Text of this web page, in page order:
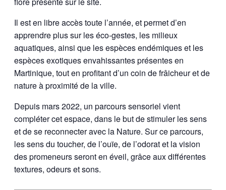
Il est en libre accès toute l’année, et permet d’en
apprendre plus sur les éco-gestes, les milieux
aquatiques, ainsi que les espèces endémiques et les
espèces exotiques envahissantes présentes en
Martinique, tout en profitant d’un coin de frâicheur et de
nature à proximité de la ville.
Depuis mars 2022, un parcours sensoriel vient
compléter cet espace, dans le but de stimuler les sens
et de se reconnecter avec la Nature. Sur ce parcours,
les sens du toucher, de l’ouïe, de l’odorat et la vision
des promeneurs seront en éveil, grâce aux différentes
textures, odeurs et sons.